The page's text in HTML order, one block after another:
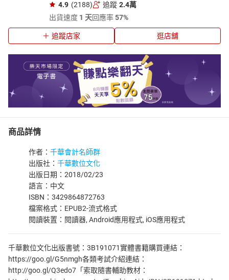
4.9 (2188) 追蹤 2.4萬
出貨速度 1 天回應率57%
追蹤店家 逛店舖
商品詳情
作者： 千華會計名師群
出版社： 千華數位文化
出版日期：2018/02/23
語言：中文
ISBN：3429864872763
檔案格式：EPUB2-流式格式
閱讀裝置：閱讀器, Android應用程式, iOS應用程式
千華數位文化出版書號：3B191071實體書籍購買連結：
https://goo.gl/G5nmgh各類考試介紹連結：
http://goo.gl/Q3edo7「索取隨書輔助教材：